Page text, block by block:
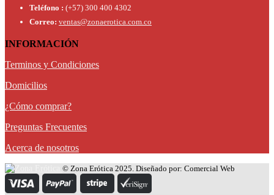
Teléfono : (+57) 300 400 4302
Correo: ventas@zonaerotica.com.co
INFORMACIÓN
Terminos y Condiciones
Domicilios
¿Cómo comprar?
Preguntas Frecuentes
Acerca de nosotros
© Zona Erótica 2025. Diseñado por: Comercial Web